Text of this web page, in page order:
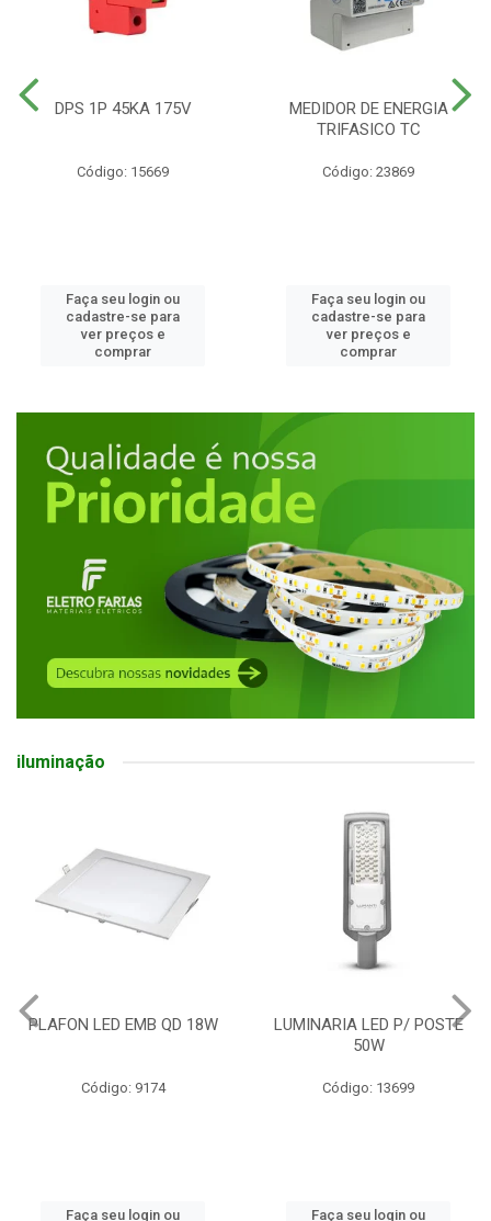
DPS 1P 45KA 175V
Código: 15669
Faça seu login ou
cadastre-se para
ver preços e
comprar
MEDIDOR DE ENERGIA
TRIFASICO TC
Código: 23869
Faça seu login ou
cadastre-se para
ver preços e
comprar
iluminação
PLAFON LED EMB QD 18W
Código: 9174
Faça seu login ou
LUMINARIA LED P/ POSTE
50W
Código: 13699
Faça seu login ou